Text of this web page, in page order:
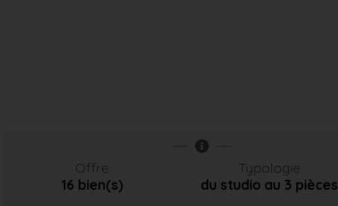
Offre
16 bien(s)
Typologie
du studio au 3 pièces